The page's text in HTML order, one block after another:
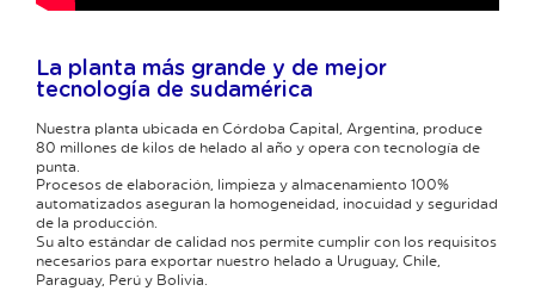
La planta más grande y de mejor
tecnología de sudamérica
Nuestra planta ubicada en Córdoba Capital, Argentina, produce
80 millones de kilos de helado al año y opera con tecnología de
punta.
Procesos de elaboración, limpieza y almacenamiento 100%
automatizados aseguran la homogeneidad, inocuidad y seguridad
de la producción.
Su alto estándar de calidad nos permite cumplir con los requisitos
necesarios para exportar nuestro helado a Uruguay, Chile,
Paraguay, Perú y Bolivia.